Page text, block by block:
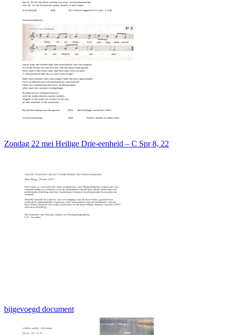
Zondag 22 mei Heilige Drie-eenheid – C Spr 8, 22
bijgevoegd document